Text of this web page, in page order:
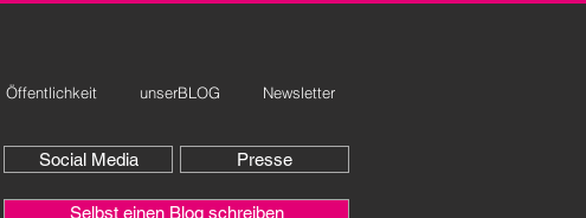
Öffentlichkeit unserBLOG Newsletter
Social Media Presse
Selbst einen Blog schreiben